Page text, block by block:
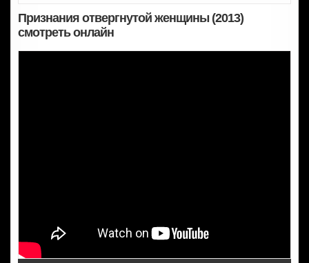
Признания отвергнутой женщины (2013)
смотреть онлайн